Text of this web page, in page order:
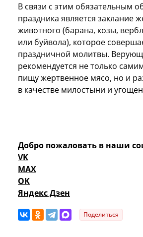
В связи с этим обязательным
праздника является заклание
животного (барана, козы,
или буйвола), которое
праздничной молитвы.
рекомендуется не только
пищу жертвенное мясо, но и
в качестве милостыни и
Добро пожаловать в наши
VK
MAX
OK
Яндекс Дзен
Поделиться